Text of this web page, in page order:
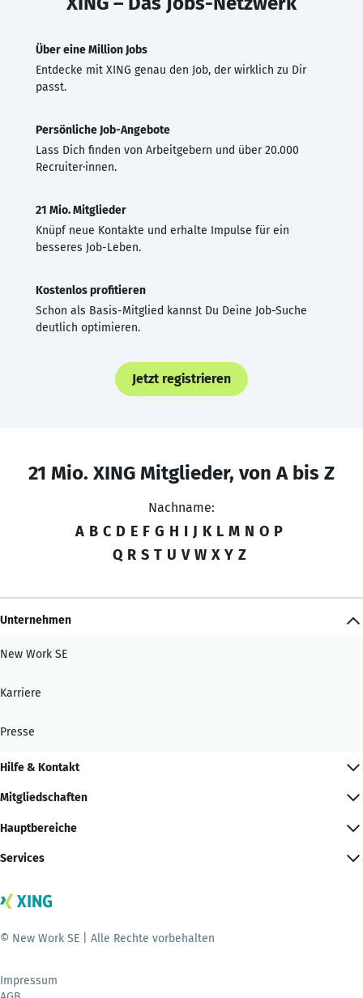
Über eine Million Jobs
Entdecke mit XING genau den Job, der wirklich zu Dir
passt.
Persönliche Job-Angebote
Lass Dich finden von Arbeitgebern und über 20.000
Recruiter·innen.
21 Mio. Mitglieder
Knüpf neue Kontakte und erhalte Impulse für ein
besseres Job-Leben.
Kostenlos profitieren
Schon als Basis-Mitglied kannst Du Deine Job-Suche
deutlich optimieren.
Jetzt registrieren
21 Mio. XING Mitglieder, von A bis Z
Nachname:
A B C D E F G H I J K L M N O P
Q R S T U V W X Y Z
Unternehmen
New Work SE
Karriere
Presse
Hilfe & Kontakt
Mitgliedschaften
Hauptbereiche
Services
© New Work SE | Alle Rechte vorbehalten
Impressum